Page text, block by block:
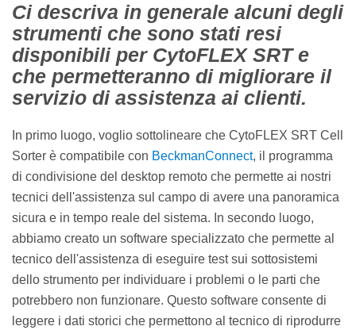
Ci descriva in generale alcuni degli
strumenti che sono stati resi
disponibili per CytoFLEX SRT e
che permetteranno di migliorare il
servizio di assistenza ai clienti.
In primo luogo, voglio sottolineare che CytoFLEX SRT Cell
Sorter è compatibile con BeckmanConnect, il programma
di condivisione del desktop remoto che permette ai nostri
tecnici dell'assistenza sul campo di avere una panoramica
sicura e in tempo reale del sistema. In secondo luogo,
abbiamo creato un software specializzato che permette al
tecnico dell'assistenza di eseguire test sui sottosistemi
dello strumento per individuare i problemi o le parti che
potrebbero non funzionare. Questo software consente di
leggere i dati storici che permettono al tecnico di riprodurre